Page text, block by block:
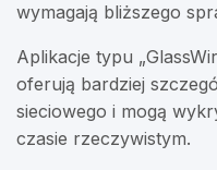
wymagają bliższego
Aplikacje typu
oferują bardziej
sieciowego i mogą
czasie rzeczywistym.